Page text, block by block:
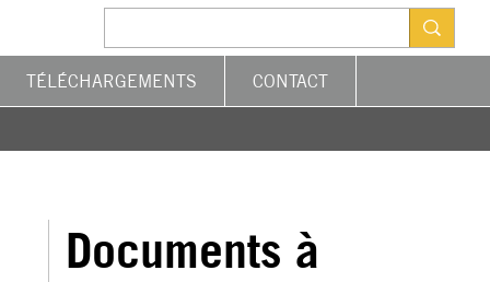
TÉLÉCHARGEMENTS CONTACT
Documents à